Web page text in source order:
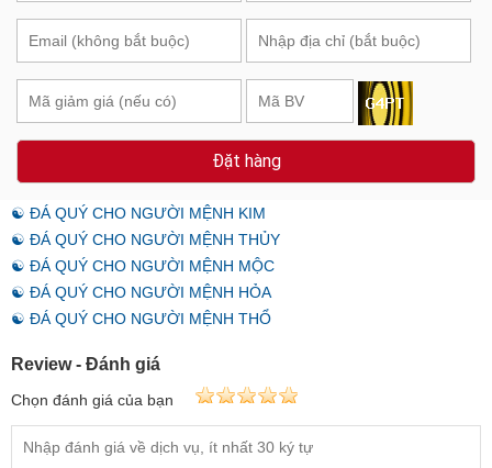
Đặt hàng
☯ ĐÁ QUÝ CHO NGƯỜI MỆNH KIM
☯ ĐÁ QUÝ CHO NGƯỜI MỆNH THỦY
☯ ĐÁ QUÝ CHO NGƯỜI MỆNH MỘC
☯ ĐÁ QUÝ CHO NGƯỜI MỆNH HỎA
☯ ĐÁ QUÝ CHO NGƯỜI MỆNH THỔ
Review - Đánh giá
Chọn đánh giá của bạn